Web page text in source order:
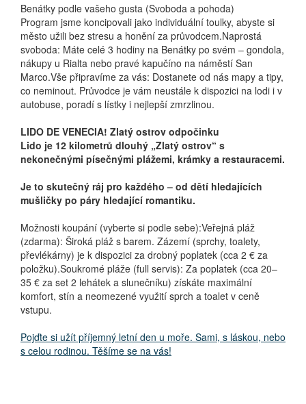
Benátky podle vašeho gusta (Svoboda a pohoda)
Program jsme koncipovali jako individuální toulky, abyste si
město užili bez stresu a honění za průvodcem.Naprostá
svoboda: Máte celé 3 hodiny na Benátky po svém – gondola,
nákupy u Rialta nebo pravé kapučíno na náměstí San
Marco.Vše připravíme za vás: Dostanete od nás mapy a tipy,
co neminout. Průvodce je vám neustále k dispozici na lodi i v
autobuse, poradí s lístky i nejlepší zmrzlinou.
LIDO DE VENECIA! Zlatý ostrov odpočinku
Lido je 12 kilometrů dlouhý „Zlatý ostrov“ s
nekonečnými písečnými plážemi, krámky a restauracemi.
Je to skutečný ráj pro každého – od dětí hledajících
mušličky po páry hledající romantiku.
Možnosti koupání (vyberte si podle sebe):Veřejná pláž
(zdarma): Široká pláž s barem. Zázemí (sprchy, toalety,
převlékárny) je k dispozici za drobný poplatek (cca 2 € za
položku).Soukromé pláže (full servis): Za poplatek (cca 20–
35 € za set 2 lehátek a slunečníku) získáte maximální
komfort, stín a neomezené využití sprch a toalet v ceně
vstupu.
Pojďte si užít příjemný letní den u moře. Sami, s láskou, nebo
s celou rodinou. Těšíme se na vás!